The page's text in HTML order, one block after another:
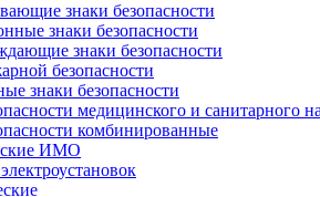
знаки безопасности
знаки безопасности
знаки безопасности
безопасности
знаки безопасности
медицинского и санитарного
комбинированные
ИМО